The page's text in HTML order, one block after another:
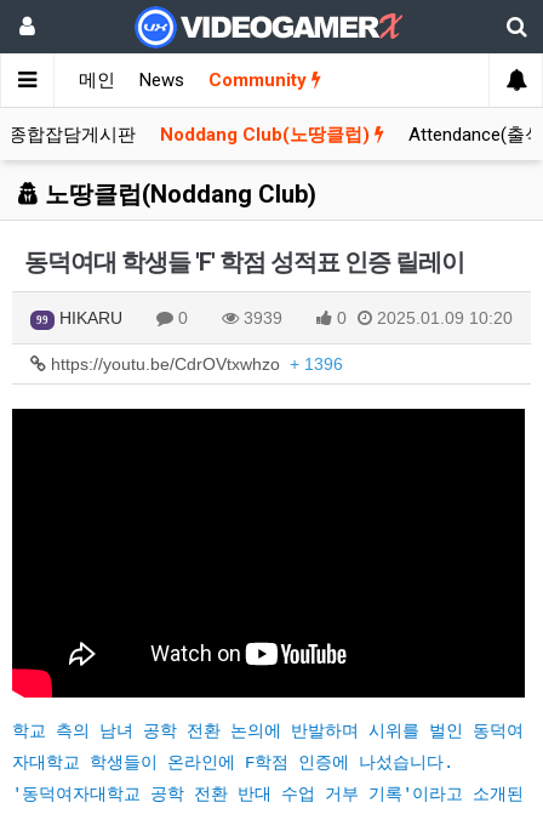
메인 News Community
종합잡담게시판 Noddang Club(노땅클럽) Attendance(출
노땅클럽(Noddang Club)
동덕여대 학생들 'F' 학점 성적표 인증 릴레이
99 HIKARU 0 3939 0 2025.01.09 10:20
https://youtu.be/CdrOVtxwhzo + 1396
학교 측의 남녀 공학 전환 논의에 반발하며 시위를 벌인 동덕여
자대학교 학생들이 온라인에 F학점 인증에 나섰습니다.
'동덕여자대학교 공학 전환 반대 수업 거부 기록'이라고 소개된